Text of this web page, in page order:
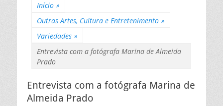
Início »
Outras Artes, Cultura e Entretenimento »
Variedades »
Entrevista com a fotógrafa Marina de Almeida
Prado
Entrevista com a fotógrafa Marina de
Almeida Prado